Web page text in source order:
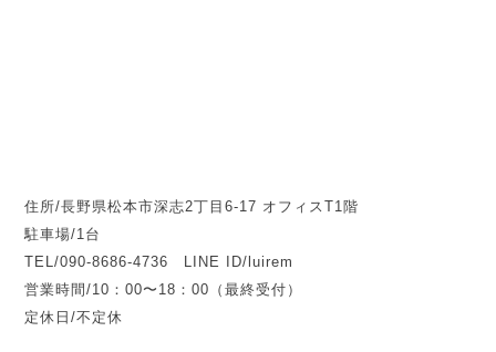
住所/長野県松本市深志2丁目6-17 オフィスT1階
駐車場/1台
TEL/090-8686-4736 LINE ID/luirem
営業時間/10：00〜18：00（最終受付）
定休日/不定休